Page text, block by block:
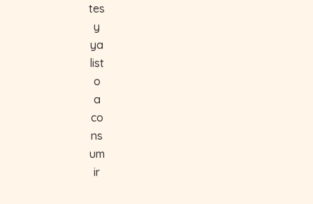
tes
y
ya
list
o
a
co
ns
um
ir